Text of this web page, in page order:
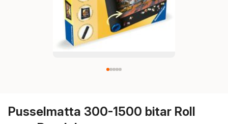
Pusselmatta 300-1500 bitar Roll